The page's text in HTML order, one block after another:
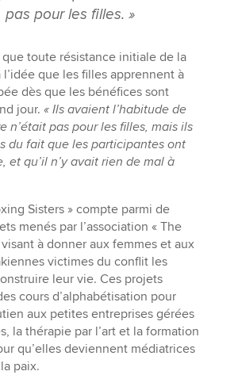
pas pour les filles. »
toute résistance initiale de la
que les filles apprennent à
dès que les bénéfices sont
jour. « Ils avaient l’habitude de
n’était pas pour les filles, mais ils
du fait que les participantes ont
et qu’il n’y avait rien de mal à
Sisters » compte parmi de
menés par l’association « The
à donner aux femmes et aux
victimes du conflit les
leur vie. Ces projets
cours d’alphabétisation pour
aux petites entreprises gérées
la thérapie par l’art et la formation
qu’elles deviennent médiatrices
paix.